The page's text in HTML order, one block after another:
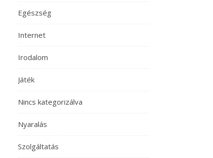
Egészség
Internet
Irodalom
Játék
Nincs kategorizálva
Nyaralás
Szolgáltatás